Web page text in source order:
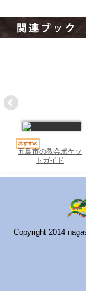
五島市の教会ポケッ
トガイド
Copyright 2014
ハイスクールナ
ごとうebooks
おおむらebooks
はさみebooks
長崎MICE観光